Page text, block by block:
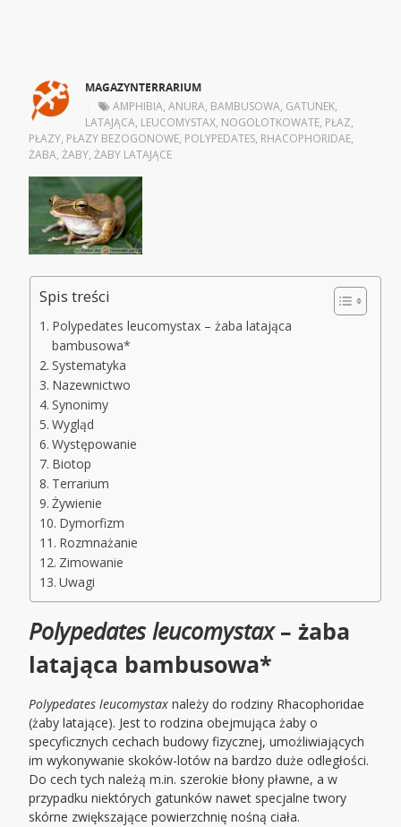
MAGAZYNTERRARIUM
AMPHIBIA,ANURA, BAMBUSOWA, GATUNEK,
LATAJĄCA, LEUCOMYSTAX, NOGOLOTKOWATE, PŁAZ,
PŁAZY, PŁAZY BEZOGONOWE, POLYPEDATES, RHACOPHORIDAE,
ŻABA,ŻABY,ŻABY LATAJĄCE
Spis treści
Polypedates leucomystax – żaba latająca
bambusowa*
Systematyka
Nazewnictwo
Synonimy
Wygląd
Występowanie
Biotop
Terrarium
Żywienie
Dymorfizm
Rozmnażanie
Zimowanie
Uwagi
Polypedates leucomystax– żaba
latająca bambusowa*
Polypedates leucomystax należy do rodziny Rhacophoridae
(żaby latające). Jest to rodzina obejmująca żaby o
specyficznych cechach budowy fizycznej, umożliwiających
im wykonywanie skoków-lotów na bardzo duże odległości.
Do cech tych należą m.in. szerokie błony pławne, a w
przypadku niektórych gatunków nawet specjalne twory
skórne zwiększające powierzchnię nośną ciała.